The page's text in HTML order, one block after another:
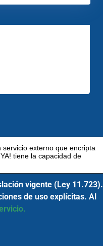
externo que encripta
tiene la capacidad de
vigente (Ley 11.723).
de uso explícitas. Al